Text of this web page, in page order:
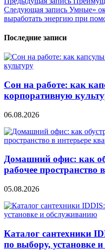
по
Следующая запись Умные»
выработать энергию при
Последние записи
Сон на работе: как
корпоративную
06.08.2026
Домашний офис: как
рабочее пространство
05.08.2026
Каталог сантехники
по выбору, установке